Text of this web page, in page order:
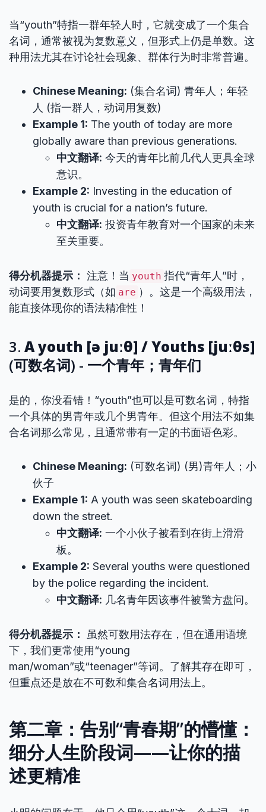
当“youth”特指一群年轻人时，它就变成了一个集合
名词，通常被视为复数意义，但形式上仍是单数。这
种用法尤其在讨论社会现象、群体行为时非常普遍。
Chinese Meaning: (集合名词) 青年人；年轻
人 (指一群人，动词用复数)
Example 1: The youth of today are more
globally aware than previous generations.
中文翻译: 今天的青年比前几代人更具全球
意识。
Example 2: Investing in the education of
youth is crucial for a nation’s future.
中文翻译: 投资青年教育对一个国家的未来
至关重要。
得分机器提示： 注意！当 youth 指代“青年人”时，
动词要用复数形式（如 are ）。这是一个高级用法，
能直接体现你的语法精准性！
3. A youth [ə juːθ] / Youths [juːθs]
(可数名词) - 一个青年；青年们
是的，你没看错！“youth”也可以是可数名词，特指
一个具体的男青年或几个男青年。但这个用法不如集
合名词那么常见，且通常带有一定的书面语色彩。
Chinese Meaning: (可数名词) (男)青年人；小
伙子
Example 1: A youth was seen skateboarding
down the street.
中文翻译: 一个小伙子被看到在街上滑滑
板。
Example 2: Several youths were questioned
by the police regarding the incident.
中文翻译: 几名青年因该事件被警方盘问。
得分机器提示：
虽然可数用法存在，但在通用语境
下，我们更常使用“young
man/woman”或“teenager”等词。了解其存在即可，
但重点还是放在不可数和集合名词用法上。
第二章：告别“青春期”的懵懂：
细分人生阶段词——让你的描
述更精准